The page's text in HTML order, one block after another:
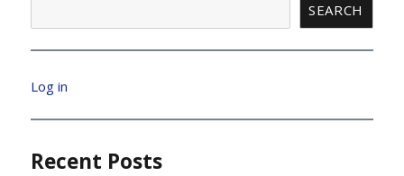
SEARCH
Log in
Recent Posts